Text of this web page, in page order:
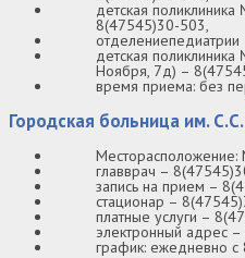
детская
8(47545)30-503,
детская
Ноября, 7д) –
время приема: без
Городская больница им.
Месторасположение:
главврач –
запись на прием –
стационар –
платные услуги –
электронный адрес
график: ежедневно